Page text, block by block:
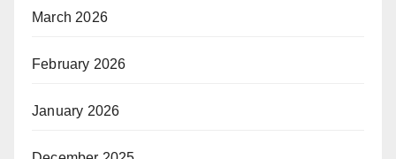
March 2026
February 2026
January 2026